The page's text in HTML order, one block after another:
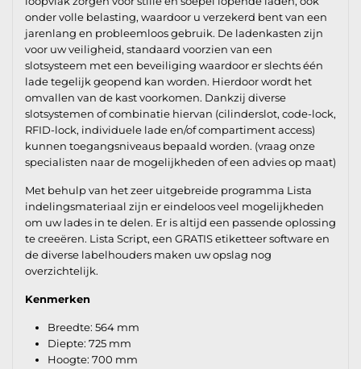
onder volle belasting, waardoor u verzekerd bent van een
jarenlang en probleemloos gebruik. De ladenkasten zijn
voor uw veiligheid, standaard voorzien van een
slotsysteem met een beveiliging waardoor er slechts één
lade tegelijk geopend kan worden. Hierdoor wordt het
omvallen van de kast voorkomen. Dankzij diverse
slotsystemen of combinatie hiervan (cilinderslot, code-lock,
RFID-lock, individuele lade en/of compartiment access)
kunnen toegangsniveaus bepaald worden. (vraag onze
specialisten naar de mogelijkheden of een advies op maat)
Met behulp van het zeer uitgebreide programma Lista
indelingsmateriaal zijn er eindeloos veel mogelijkheden
om uw lades in te delen. Er is altijd een passende oplossing
te creeëren. Lista Script, een GRATIS etiketteer software en
de diverse labelhouders maken uw opslag nog
overzichtelijk.
Kenmerken
Breedte: 564 mm
Diepte: 725 mm
Hoogte: 700 mm